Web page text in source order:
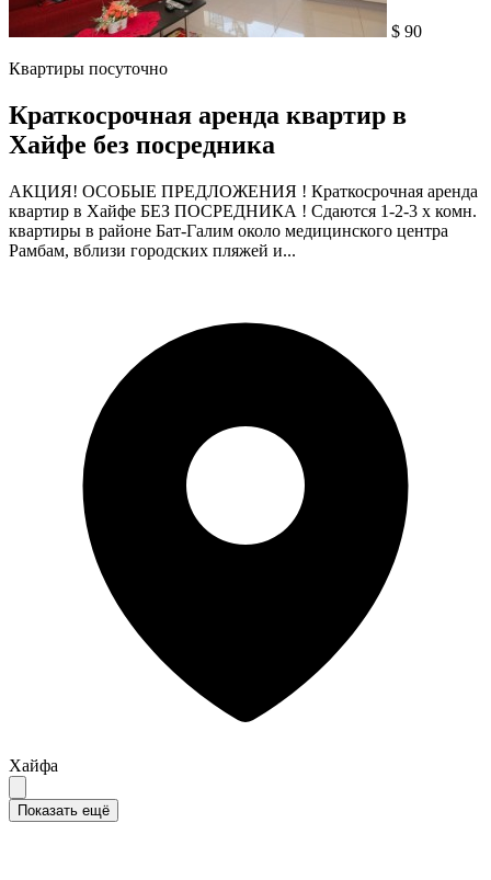
$ 90
Квартиры посуточно
Краткосрочная аренда квартир в
Хайфе без посредника
АКЦИЯ! ОСОБЫЕ ПРЕДЛОЖЕНИЯ ! Краткосрочная аренда
квартир в Хайфе БЕЗ ПОСРЕДНИКА ! Сдаются 1-2-3 х комн.
квартиры в районе Бат-Галим около медицинского центра
Рамбам, вблизи городских пляжей и...
Хайфа
Показать ещё